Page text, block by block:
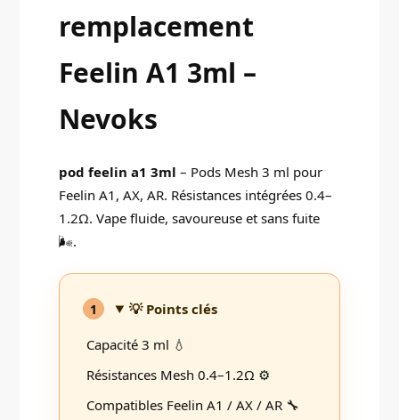
remplacement
Feelin A1 3ml –
Nevoks
pod feelin a1 3ml – Pods Mesh 3 ml pour
Feelin A1, AX, AR. Résistances intégrées 0.4–
1.2Ω. Vape fluide, savoureuse et sans fuite
🌬️.
1
💡 Points clés
Capacité 3 ml 💧
Résistances Mesh 0.4–1.2Ω ⚙️
Compatibles Feelin A1 / AX / AR 🔧